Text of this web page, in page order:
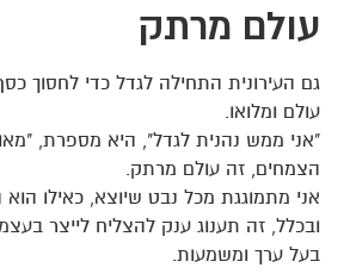
עולם מרתק
גם העירונית התחילה לגדל כדי לחסוך
עולם ומלואו.
"אני ממש נהנית לגדל", היא מספרת,
הצמחים, זה עולם מרתק.
אני מתמוגגת מכל נבט שיוצא, כאילו הוא
ובכלל, זה תענוג ענק להצליח לייצר
בעל ערך ומשמעות.